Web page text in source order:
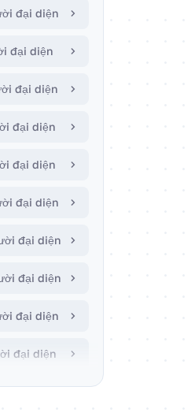
đại diện
đại diện
đại diện
đại diện
đại diện
đại diện
đại diện
đại diện
đại diện
đại diện
đại diện